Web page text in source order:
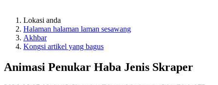
Lokasi anda
Halaman halaman laman sesawang
Akhbar
Kongsi artikel yang bagus
Animasi Penukar Haba Jenis Skraper